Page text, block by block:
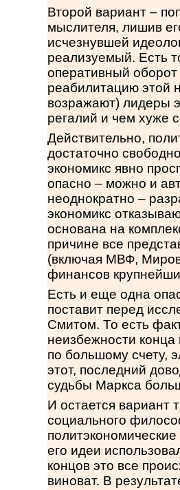
Второй вариант –
мыслителя, лишив
исчезнувшей
реализуемый. Есть
оперативный оборот
реабилитацию этой
возражают) лидеры
регалий и чем хуже
Действительно,
достаточно
экономикс явно
опасно – можно и
неоднократно –
экономикс
основана на
причине все
(включая МВФ,
финансов
Есть и еще одна
поставит перед
Смитом. То есть
неизбежности конца
по большому счету,
этот, последний
судьбы Маркса
И остается вариант
социального
его идеи
концов это все
виноват. В